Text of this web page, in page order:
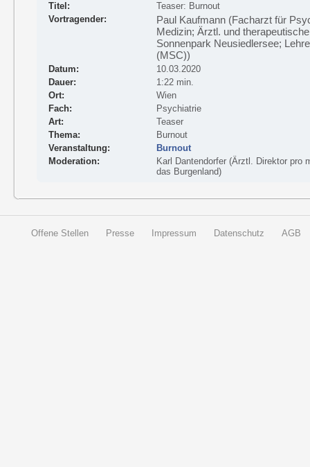
Titel:
Teaser: Burnout
Vortragender:
Paul Kaufmann (Facharzt für
Medizin; Ärztl. und
Sonnenpark Neusiedlersee;
(MSC))
Datum:
10.03.2020
Dauer:
1:22 min.
Ort:
Wien
Fach:
Psychiatrie
Art:
Teaser
Thema:
Burnout
Veranstaltung:
Burnout
Moderation:
Karl Dantendorfer (Ärztl. Direktor pro
das Burgenland)
Offene Stellen Presse Impressum Datenschutz AGB